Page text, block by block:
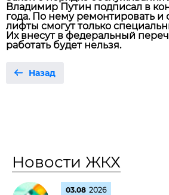
Владимир Путин подписал в
года. По нему ремонтировать и
лифты смогут только
Их внесут в федеральный
работать будет нельзя.
Назад
Новости ЖКХ
03.08 2026